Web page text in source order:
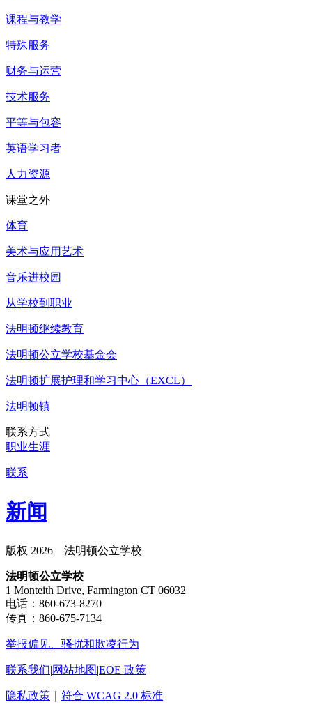
课程与教学
特殊服务
财务与运营
技术服务
平等与包容
英语学习者
人力资源
课堂之外
体育
美术与应用艺术
音乐进校园
从学校到职业
法明顿继续教育
法明顿公立学校基金会
法明顿扩展护理和学习中心（EXCL）
法明顿镇
联系方式
职业生涯
联系
新闻
版权 2026 – 法明顿公立学校
法明顿公立学校
1 Monteith Drive, Farmington CT 06032
电话：860-673-8270
传真：860-675-7134
举报偏见、骚扰和欺凌行为
联系我们|网站地图|EOE 政策
隐私政策 符合 WCAG 2.0 标准